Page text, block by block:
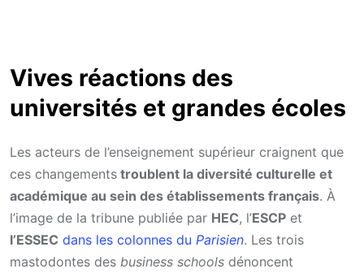
Vives réactions des
universités et grandes écoles
Les acteurs de l’enseignement supérieur craignent que
ces changements troublent la diversité culturelle et
académique au sein des établissements français. À
l’image de la tribune publiée par HEC, l’ESCP et
l’ESSEC dans les colonnes du Parisien. Les trois
mastodontes des business schools dénoncent